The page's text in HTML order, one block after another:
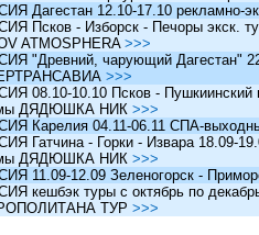
Дагестан 12.10-17.10 рекламно-
Псков - Изборск - Печоры экск.
ATMOSPHERA >>>
"Древний, чарующий Дагестан"
>>>
08.10-10.10 Псков - Пушкиинский
ДЯДЮШКА НИК >>>
Карелия 04.11-06.11 СПА-
Гатчина - Горки - Извара 18.09-
ДЯДЮШКА НИК >>>
11.09-12.09 Зеленогорск -
кешбэк туры c октябрь по
ТУР >>>